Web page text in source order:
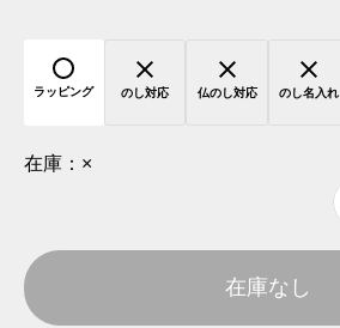
ラッピング のし対応 仏のし対応 のし名入れ
在庫： ×
在庫なし